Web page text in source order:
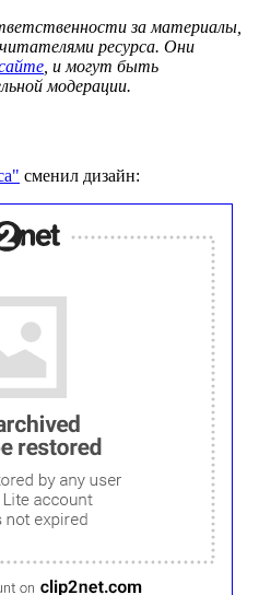
за материалы,
ресурса. Они
, и могут быть
модерации.
сменил дизайн: